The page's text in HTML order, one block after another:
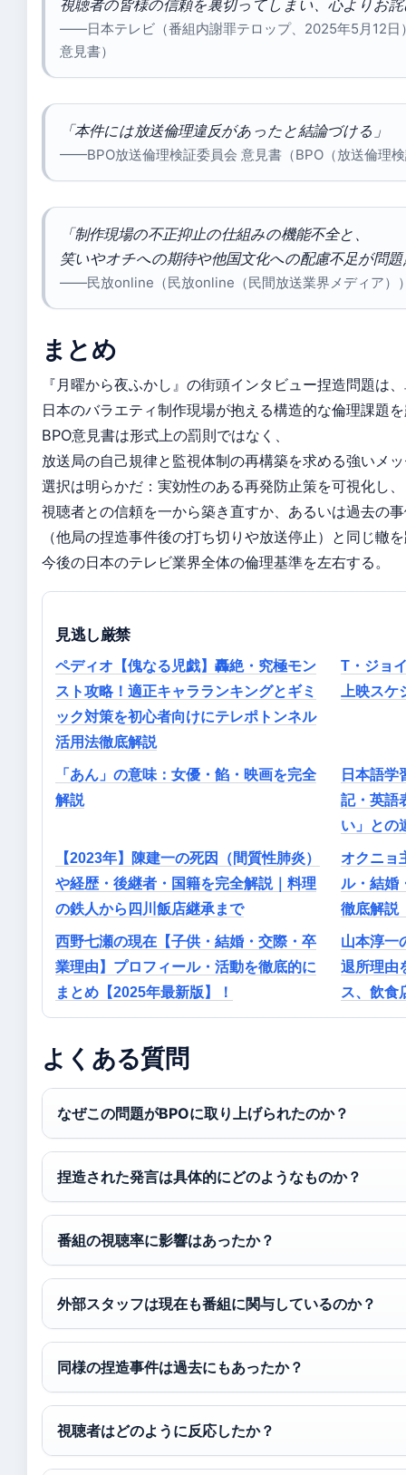
視聴者の皆様の信頼を裏切ってしまい、心よりお
——日本テレビ（番組内謝罪テロップ、2025年5月12日
意見書）
「本件には放送倫理違反があったと結論づける」
——BPO放送倫理検証委員会 意見書（BPO（放送倫理
「制作現場の不正抑止の仕組みの機能不全と、
笑いやオチへの期待や他国文化への配慮不足が問
——民放online（民放online（民間放送業界メディア）
まとめ
『月曜から夜ふかし』の街頭インタビュー捏造問題は
日本のバラエティ制作現場が抱える構造的な倫理課題
BPO意見書は形式上の罰則ではなく、
放送局の自己規律と監視体制の再構築を求める強いメ
選択は明らかだ：実効性のある再発防止策を可視化し、
視聴者との信頼を一から築き直すか、あるいは過去の
（他局の捏造事件後の打ち切りや放送停止）と同じ轍
今後の日本のテレビ業界全体の倫理基準を左右する。
見逃し厳禁
ペディオ【傀なる児戯】轟絶・究極モン
スト攻略！適正キャラランキングとギミ
ック対策を初心者向けにテレポトンネル
活用法徹底解説
T・ジョ
上映ス
「あん」の意味：女優・餡・映画を完全
解説
日本語学
記・英語
い」との
【2023年】陳建一の死因（間質性肺炎）
や経歴・後継者・国籍を完全解説｜料理
の鉄人から四川飯店継承まで
オクニョ
ル・結婚
徹底解説
西野七瀬の現在【子供・結婚・交際・卒
業理由】プロフィール・活動を徹底的に
まとめ【2025年最新版】！
山本淳一
退所理由
ス、飲食
よくある質問
なぜこの問題がBPOに取り上げられたのか？
捏造された発言は具体的にどのようなものか？
番組の視聴率に影響はあったか？
外部スタッフは現在も番組に関与しているのか？
同様の捏造事件は過去にもあったか？
視聴者はどのように反応したか？